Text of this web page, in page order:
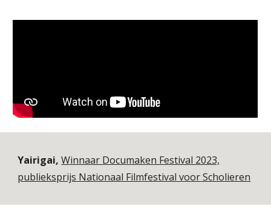
Yairigai,Winnaar Documaken Festival 2023,
publieksprijs Nationaal Filmfestival voor Scholieren